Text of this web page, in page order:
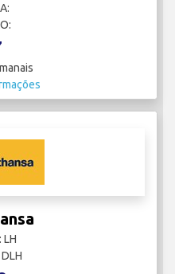
LH